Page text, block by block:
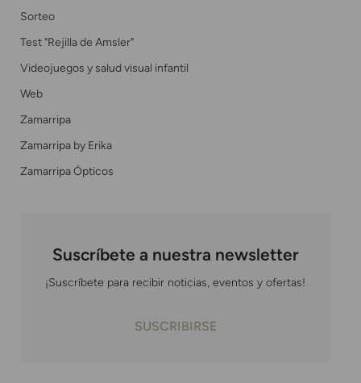
Sorteo
Test "Rejilla de Amsler"
Videojuegos y salud visual infantil
Web
Zamarripa
Zamarripa by Erika
Zamarripa Ópticos
Suscríbete a nuestra newsletter
¡Suscríbete para recibir noticias, eventos y ofertas!
SUSCRIBIRSE